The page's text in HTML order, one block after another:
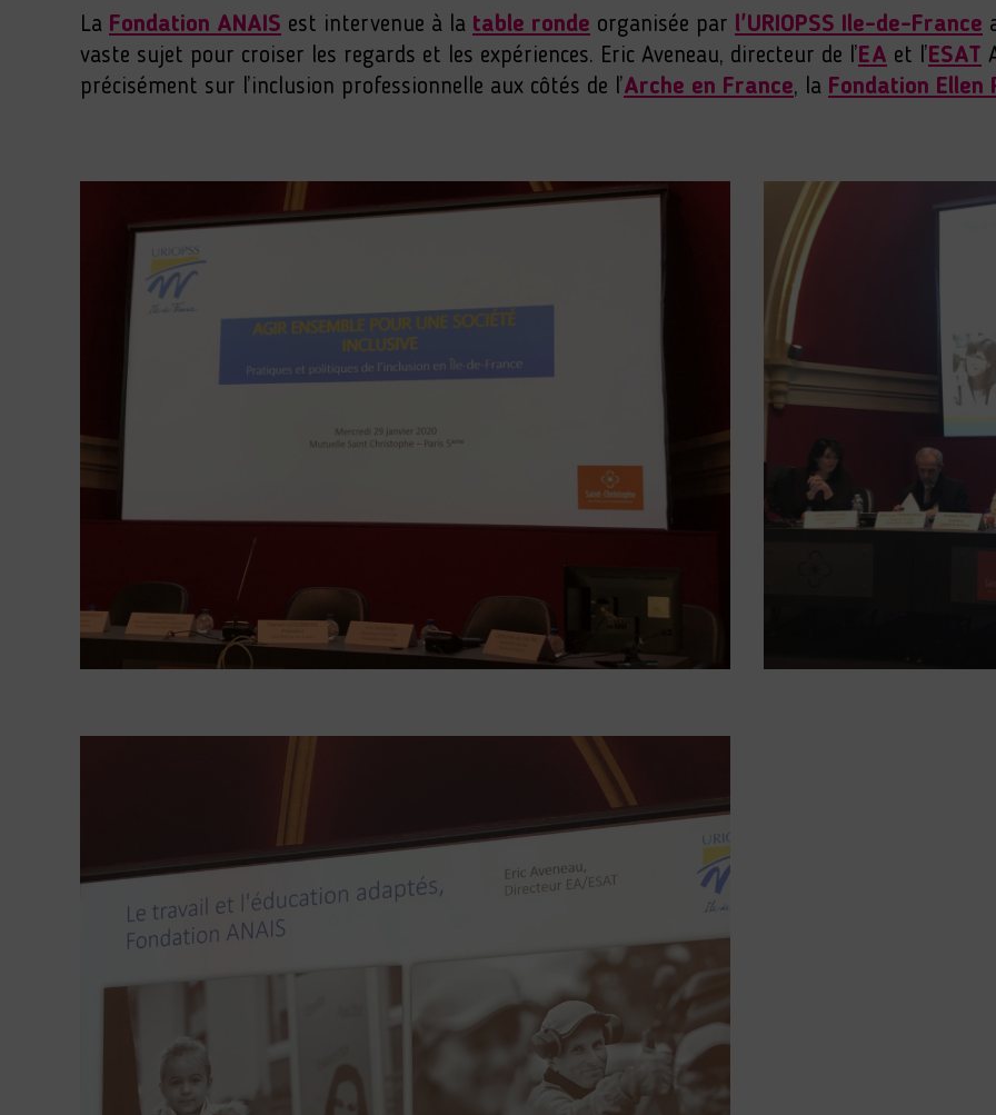
La Fondation ANAIS est intervenue à la table ronde organisée par l'URIOPSS Ile-de-France
vaste sujet pour croiser les regards et les expériences. Eric Aveneau, directeur de l’EA et l’ESAT
précisément sur l’inclusion professionnelle aux côtés de l’Arche en France, la Fondation Ellen